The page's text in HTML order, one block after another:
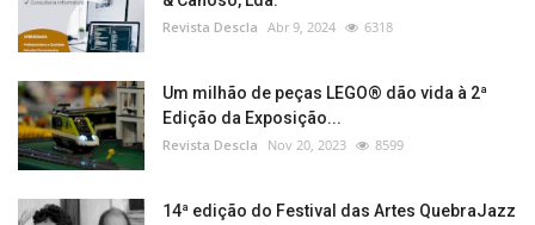
Revista Descla Abr 9, 2024 6318
Um milhão de peças LEGO® dão vida à 2ª
Edição da Exposição...
Revista Descla Nov 20, 2023 8599
14ª edição do Festival das Artes QuebraJazz